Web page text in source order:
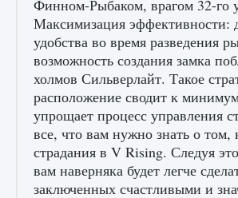
Как найти Гробницу Изгоев в Diablo
9 августа 2024 1 337
Финном-Рыбаком, врагом 32-го
Максимизация эффективности:
удобства во время разведения
возможность создания замка
холмов Сильверлайт. Такое
расположение сводит к
упрощает процесс управления
все, что вам нужно знать о том,
страдания в V Rising. Следуя
вам наверняка будет легче
заключенных счастливыми и